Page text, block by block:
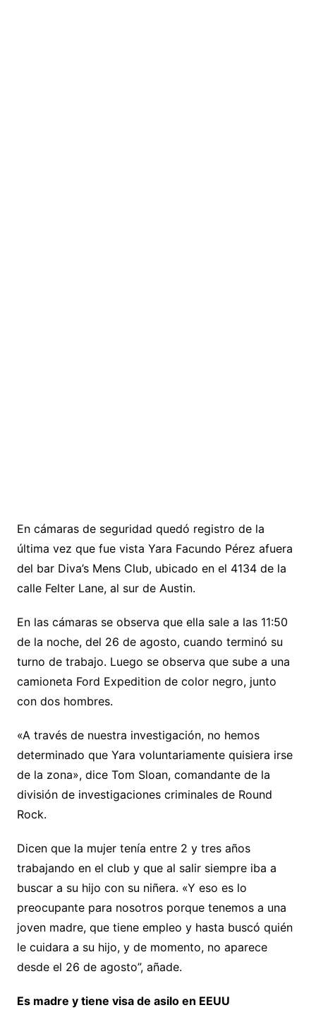
En cámaras de seguridad quedó registro de la
última vez que fue vista Yara Facundo Pérez afuera
del bar Diva’s Mens Club, ubicado en el 4134 de la
calle Felter Lane, al sur de Austin.
En las cámaras se observa que ella sale a las 11:50
de la noche, del 26 de agosto, cuando terminó su
turno de trabajo. Luego se observa que sube a una
camioneta Ford Expedition de color negro, junto
con dos hombres.
«A través de nuestra investigación, no hemos
determinado que Yara voluntariamente quisiera irse
de la zona», dice Tom Sloan, comandante de la
división de investigaciones criminales de Round
Rock.
Dicen que la mujer tenía entre 2 y tres años
trabajando en el club y que al salir siempre iba a
buscar a su hijo con su niñera. «Y eso es lo
preocupante para nosotros porque tenemos a una
joven madre, que tiene empleo y hasta buscó quién
le cuidara a su hijo, y de momento, no aparece
desde el 26 de agosto”, añade.
Es madre y tiene visa de asilo en EEUU